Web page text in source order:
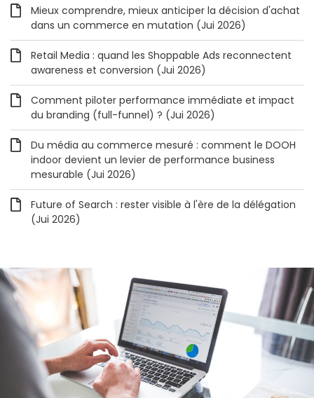
Mieux comprendre, mieux anticiper la décision d'achat
dans un commerce en mutation (Jui 2026)
Retail Media : quand les Shoppable Ads reconnectent
awareness et conversion (Jui 2026)
Comment piloter performance immédiate et impact
du branding (full-funnel) ? (Jui 2026)
Du média au commerce mesuré : comment le DOOH
indoor devient un levier de performance business
mesurable (Jui 2026)
Future of Search : rester visible à l'ère de la délégation
(Jui 2026)